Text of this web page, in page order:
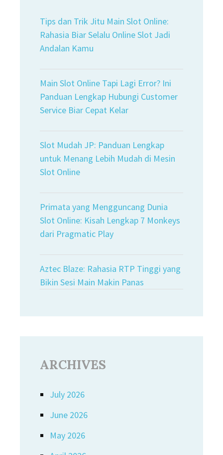
Tips dan Trik Jitu Main Slot Online:
Rahasia Biar Selalu Online Slot Jadi
Andalan Kamu
Main Slot Online Tapi Lagi Error? Ini
Panduan Lengkap Hubungi Customer
Service Biar Cepat Kelar
Slot Mudah JP: Panduan Lengkap
untuk Menang Lebih Mudah di Mesin
Slot Online
Primata yang Mengguncang Dunia
Slot Online: Kisah Lengkap 7 Monkeys
dari Pragmatic Play
Aztec Blaze: Rahasia RTP Tinggi yang
Bikin Sesi Main Makin Panas
ARCHIVES
July 2026
June 2026
May 2026